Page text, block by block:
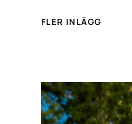
FLER INLÄGG